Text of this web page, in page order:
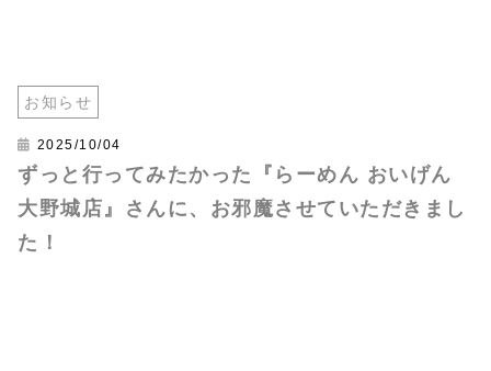
お知らせ
2025/10/04
ずっと行ってみたかった『らーめん おいげん
大野城店』さんに、お邪魔させていただきまし
た！